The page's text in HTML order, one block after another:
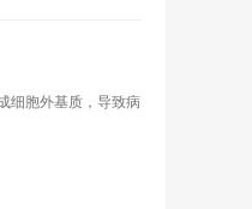
细胞外基质，导致病